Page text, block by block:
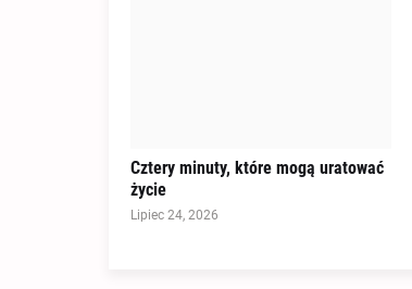
Cztery minuty, które mogą uratować
życie
Lipiec 24, 2026